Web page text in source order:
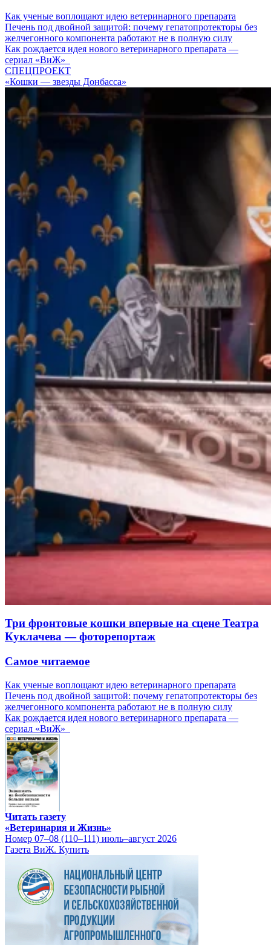
Как ученые воплощают идею ветеринарного препарата
Печень под двойной защитой: почему гепатопротекторы без
желчегонного компонента работают не в полную силу
Как рождается идея нового ветеринарного препарата —
сериал «ВиЖ»
СПЕЦПРОЕКТ
«Кошки — звезды Донбасса»
Три фронтовые кошки впервые на сцене Театра
Куклачева — фоторепортаж
Самое читаемое
Как ученые воплощают идею ветеринарного препарата
Печень под двойной защитой: почему гепатопротекторы без
желчегонного компонента работают не в полную силу
Как рождается идея нового ветеринарного препарата —
сериал «ВиЖ»
Читать газету
«Ветеринария и Жизнь»
Номер 07–08 (110–111) июль–август 2026
Газета ВиЖ. Купить